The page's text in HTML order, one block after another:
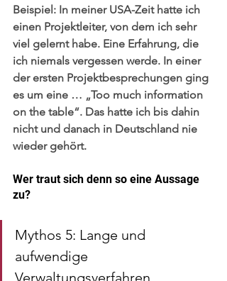
Beispiel: In meiner USA-Zeit hatte ich
einen Projektleiter, von dem ich sehr
viel gelernt habe. Eine Erfahrung, die
ich niemals vergessen werde. In einer
der ersten Projektbesprechungen ging
es um eine … „Too much information
on the table“. Das hatte ich bis dahin
nicht und danach in Deutschland nie
wieder gehört.
Wer traut sich denn so eine Aussage
zu?
Mythos 5: Lange und
aufwendige